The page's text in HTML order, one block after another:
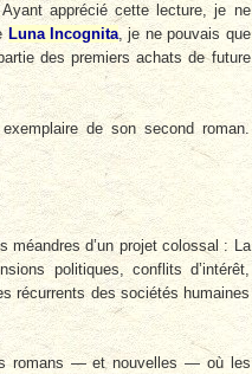
apprécié cette lecture, je ne
Luna Incognita, je ne pouvais que
des premiers achats de future
de son second roman.
méandres d’un projet colossal : La
politiques, conflits d’intérêt,
récurrents des sociétés humaines
romans — et nouvelles — où les